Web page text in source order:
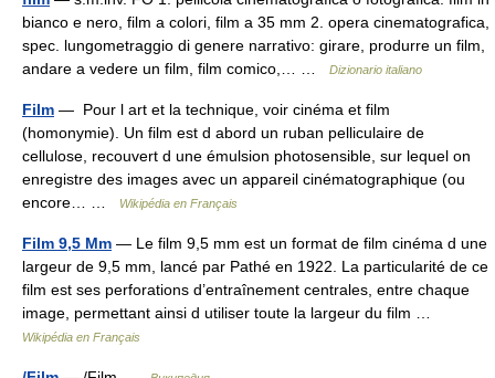
bianco e nero, film a colori, film a 35 mm 2. opera cinematografica,
spec. lungometraggio di genere narrativo: girare, produrre un film,
andare a vedere un film, film comico,… …
Dizionario italiano
Film — Pour l art et la technique, voir cinéma et film
(homonymie). Un film est d abord un ruban pelliculaire de
cellulose, recouvert d une émulsion photosensible, sur lequel on
enregistre des images avec un appareil cinématographique (ou
encore… …
Wikipédia en Français
Film 9,5 Mm — Le film 9,5 mm est un format de film cinéma d une
largeur de 9,5 mm, lancé par Pathé en 1922. La particularité de ce
film est ses perforations d’entraînement centrales, entre chaque
image, permettant ainsi d utiliser toute la largeur du film …
Wikipédia en Français